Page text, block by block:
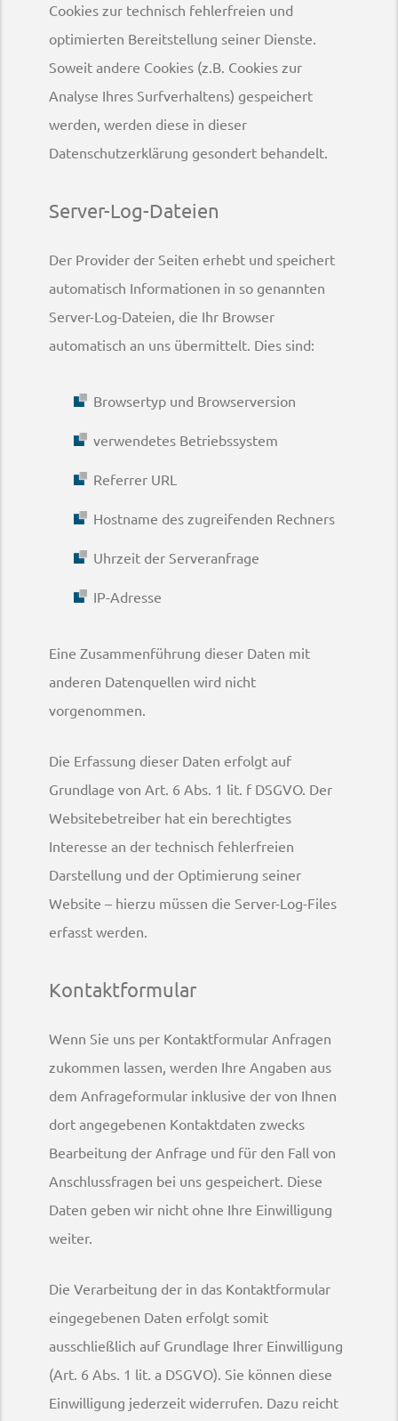
Cookies zur technisch fehlerfreien und
optimierten Bereitstellung seiner Dienste.
Soweit andere Cookies (z.B. Cookies zur
Analyse Ihres Surfverhaltens) gespeichert
werden, werden diese in dieser
Datenschutzerklärung gesondert behandelt.
Server-Log-Dateien
Der Provider der Seiten erhebt und speichert
automatisch Informationen in so genannten
Server-Log-Dateien, die Ihr Browser
automatisch an uns übermittelt. Dies sind:
Browsertyp und Browserversion
verwendetes Betriebssystem
Referrer URL
Hostname des zugreifenden Rechners
Uhrzeit der Serveranfrage
IP-Adresse
Eine Zusammenführung dieser Daten mit
anderen Datenquellen wird nicht
vorgenommen.
Die Erfassung dieser Daten erfolgt auf
Grundlage von Art. 6 Abs. 1 lit. f DSGVO. Der
Websitebetreiber hat ein berechtigtes
Interesse an der technisch fehlerfreien
Darstellung und der Optimierung seiner
Website – hierzu müssen die Server-Log-Files
erfasst werden.
Kontaktformular
Wenn Sie uns per Kontaktformular Anfragen
zukommen lassen, werden Ihre Angaben aus
dem Anfrageformular inklusive der von Ihnen
dort angegebenen Kontaktdaten zwecks
Bearbeitung der Anfrage und für den Fall von
Anschlussfragen bei uns gespeichert. Diese
Daten geben wir nicht ohne Ihre Einwilligung
weiter.
Die Verarbeitung der in das Kontaktformular
eingegebenen Daten erfolgt somit
ausschließlich auf Grundlage Ihrer Einwilligung
(Art. 6 Abs. 1 lit. a DSGVO). Sie können diese
Einwilligung jederzeit widerrufen. Dazu reicht